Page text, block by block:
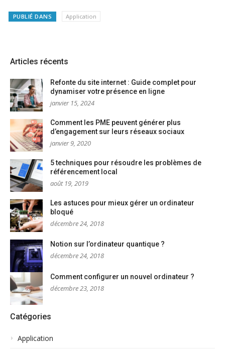
PUBLIÉ DANS Application
Articles récents
Refonte du site internet : Guide complet pour
dynamiser votre présence en ligne
janvier 15, 2024
Comment les PME peuvent générer plus
d’engagement sur leurs réseaux sociaux
janvier 9, 2020
5 techniques pour résoudre les problèmes de
référencement local
août 19, 2019
Les astuces pour mieux gérer un ordinateur
bloqué
décembre 24, 2018
Notion sur l’ordinateur quantique ?
décembre 24, 2018
Comment configurer un nouvel ordinateur ?
décembre 23, 2018
Catégories
Application